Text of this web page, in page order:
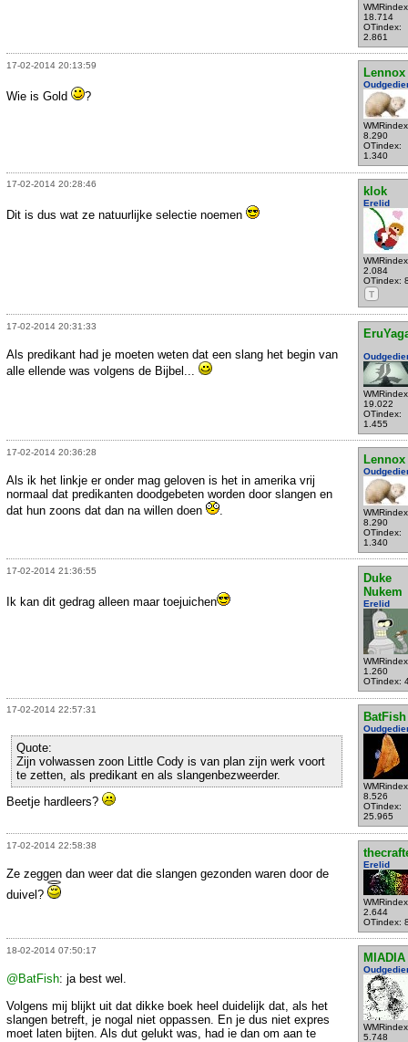
18.714
OTindex:
2.861
17-02-2014 20:13:59
Lennox
8.290
OTindex:
1.340
Wie is Gold ?
17-02-2014 20:28:46
klok
Erelid
2.084
OTindex:
T
Dit is dus wat ze natuurlijke selectie noemen
17-02-2014 20:31:33
19.022
OTindex:
1.455
Als predikant had je moeten weten dat een slang het begin van
alle ellende was volgens de Bijbel...
17-02-2014 20:36:28
Lennox
8.290
OTindex:
1.340
Als ik het linkje er onder mag geloven is het in amerika vrij
normaal dat predikanten doodgebeten worden door slangen en
dat hun zoons dat dan na willen doen
17-02-2014 21:36:55
Duke
Nukem
Erelid
1.260
OTindex:
Ik kan dit gedrag alleen maar toejuichen
17-02-2014 22:57:31
BatFish
8.526
OTindex:
25.965
Quote:
Zijn volwassen zoon Little Cody is van plan zijn werk voort
te zetten, als predikant en als slangenbezweerder.
Beetje hardleers?
17-02-2014 22:58:38
Erelid
2.644
OTindex:
Ze zeggen dan weer dat die slangen gezonden waren door de
duivel?
18-02-2014 07:50:17
MIADIA
5.748
@BatFish: ja best wel.
Volgens mij blijkt uit dat dikke boek heel duidelijk dat, als het
slangen betreft, je nogal niet oppassen. En je dus niet expres
moet laten bijten. Als dut gelukt was, had ie dan om aan te